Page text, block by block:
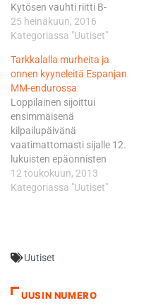
Kytösen vauhti riitti B-
luokassa kakkoseksi.
Ohessa kuljettajien
- Reissusta on palattu
Suomeen ja lauantaina
ajettiin jo Seinäjoella SM-
osakilpailu. Kisa sujui hyvin
alusta loppuun
lukuunottamatta
kakkospätkällä kaatumista.
Reitti oli melko haastava
varsinkin ykköspätkä joka…
25 heinäkuun, 2016
Kategoriassa "Uutiset"
Tarkkalalla murheita ja
onnen kyyneleitä Espanjan
MM-endurossa
Loppilainen sijoittui
ensimmäisenä
kilpailupäivänä
vaatimattomasti sijalle 12.
lukuisten epäonnisten
sattumusten myötä. -
Lauantain kilpailupäivän
ongelmia koko päivän:
pyörä liikkui edelleen. Tämä
yhdistettynä vaikeaan ja
12 toukokuun, 2013
Kategoriassa "Uutiset"
Uutiset
UUSIN NUMERO